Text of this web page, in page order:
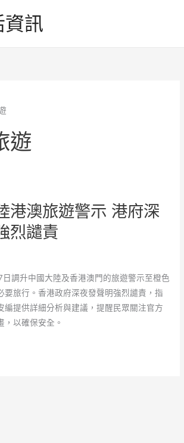
資訊
遊
港澳旅遊警示 港府深
烈譴責
調升中國大陸及香港澳門的旅遊警示至橙色
要旅行。香港政府深夜發聲明強烈譴責，指
編提供詳細分析與建議，提醒民眾關注官方
，以確保安全。